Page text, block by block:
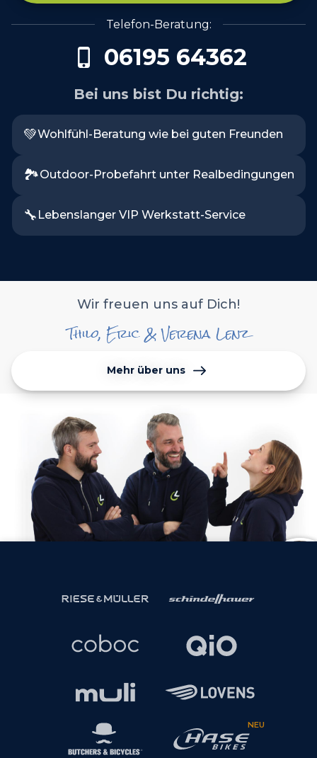
Telefon-Beratung:
06195 64362
Bei uns bist Du richtig:
💚Wohlfühl-Beratung wie bei guten Freunden
🏞️Outdoor-Probefahrt unter Realbedingungen
🔧 Lebenslanger VIP Werkstatt-Service
Wir freuen uns auf Dich!
Thilo, Eric & Verena Lenz
Mehr über uns
NEU